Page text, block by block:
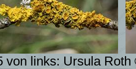
von links: Ursula